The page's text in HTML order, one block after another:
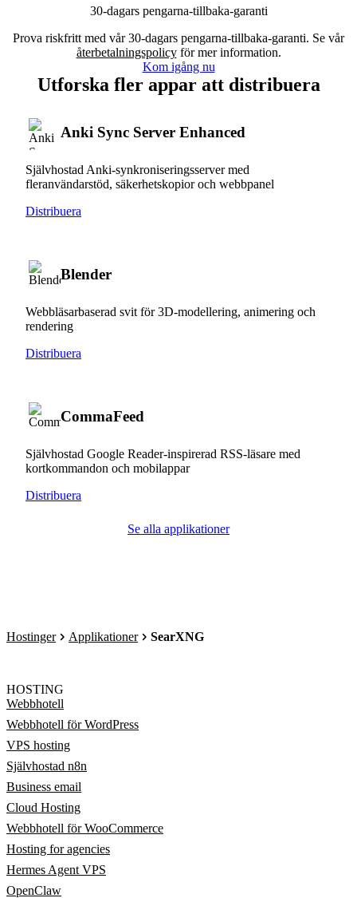
30-dagars pengarna-tillbaka-garanti
Prova riskfritt med vår 30-dagars pengarna-tillbaka-garanti. Se vår
återbetalningspolicyför mer information.
Kom igång nu
Utforska fler appar att distribuera
Anki Sync Server Enhanced
Självhostad Anki-synkroniseringsserver med
fleranvändarstöd, säkerhetskopior och webbpanel
Distribuera
Blender
Webbläsarbaserad svit för 3D-modellering, animering och
rendering
Distribuera
CommaFeed
Självhostad Google Reader-inspirerad RSS-läsare med
kortkommandon och mobilappar
Distribuera
Se alla applikationer
Hostinger Applikationer SearXNG
HOSTING
Webbhotell
Webbhotell för WordPress
VPS hosting
Självhostad n8n
Business email
Cloud Hosting
Webbhotell för WooCommerce
Hosting for agencies
Hermes Agent VPS
OpenClaw